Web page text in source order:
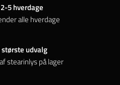
5 hverdage
alle hverdage
udvalg
stearinlys på lager